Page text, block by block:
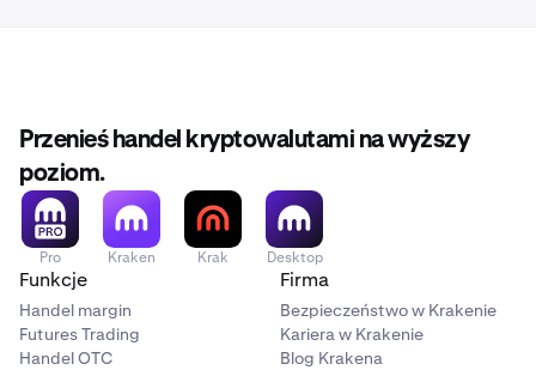
Przenieś handel kryptowalutami na wyższy
poziom.
Pro Kraken Krak Desktop
Funkcje
Handel margin
Futures Trading
Handel OTC
Firma
Bezpieczeństwo w Krakenie
Kariera w Krakenie
Blog Krakena